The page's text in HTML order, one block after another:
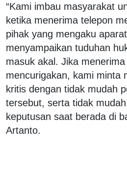
“Kami imbau masyarakat
ketika menerima telepon
pihak yang mengaku
menyampaikan tuduhan
masuk akal. Jika
mencurigakan, kami minta
kritis dengan tidak mudah
tersebut, serta tidak mudah
keputusan saat berada di
Artanto.